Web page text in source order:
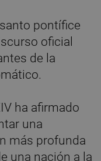
pontífice
oficial
de la
ha afirmado
una
más profunda
una nación a la